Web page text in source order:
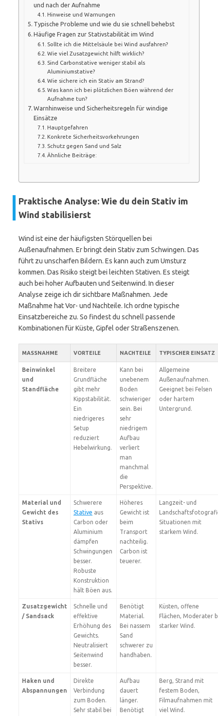
und nach der Aufnahme
Hinweise und Warnungen
Typische Probleme und wie du sie schnell behebst
Häufige Fragen zur Stativstabilität im Wind
Sollte ich die Mittelsäule bei Wind ausfahren?
Wie viel Zusatzgewicht hilft wirklich?
Sind Carbonstative weniger stabil als
Aluminiumstative?
Wie sichere ich ein Stativ am Strand?
Was kann ich bei plötzlichen Böen während der
Aufnahme tun?
Warnhinweise und Sicherheitsregeln für windige
Einsätze
Hauptgefahren
Konkrete Sicherheitsvorkehrungen
Schutz gegen Sand und Salz
Ähnliche Beiträge:
Praktische Analyse: Wie du dein Stativ im
Wind stabilisierst
Wind ist eine der häufigsten Störquellen bei
Außenaufnahmen. Er bringt dein Stativ zum Schwingen. Das
führt zu unscharfen Bildern. Es kann auch zum Umsturz
kommen. Das Risiko steigt bei leichten Stativen. Es steigt
auch bei hoher Aufbauten und Seitenwind. In dieser
Analyse zeige ich dir sichtbare Maßnahmen. Jede
Maßnahme hat Vor- und Nachteile. Ich ordne typische
Einsatzbereiche zu. So findest du schnell passende
Kombinationen für Küste, Gipfel oder Straßenszenen.
MASSNAHME VORTEILE NACHTEILE TYPISCHER EINSATZ
Beinwinkel
und
Standfläche
Breitere
Grundfläche
gibt mehr
Kippstabilität.
Ein
niedrigeres
Setup
reduziert
Hebelwirkung.
Kann bei
unebenem
Boden
schwieriger
sein. Bei
sehr
niedrigem
Aufbau
verliert
man
manchmal
die
Perspektive.
Allgemeine
Außenaufnahmen.
Geeignet bei Felsen
oder hartem
Untergrund.
Material und
Gewicht des
Stativs
Schwerere
Stative aus
Carbon oder
Aluminium
dämpfen
Schwingungen
besser.
Robuste
Konstruktion
hält Böen aus.
Höheres
Gewicht ist
beim
Transport
nachteilig.
Carbon ist
teuerer.
Langzeit- und
Situationen mit
starkem Wind.
Zusatzgewicht
/ Sandsack
Schnelle und
effektive
Erhöhung des
Gewichts.
Neutralisiert
Seitenwind
besser.
Benötigt
Material.
Bei nassem
Sand
schwerer zu
handhaben.
Küsten, offene
Flächen, Moderater
starker Wind.
Haken und
Abspannungen
Direkte
Verbindung
zum Boden.
Sehr stabil bei
Aufbau
dauert
länger.
Benötigt
Berg, Strand mit
festem Boden,
Filmaufnahmen mit
viel Wind.